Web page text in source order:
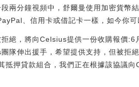
兩分鐘視頻中，舒爾曼使用加密貨
、信用卡或借記卡一樣，如今你
絕，將向Celsius提供一份收購報價
隊伸出援手，希望提供支持，但被拒
押貸款組合，我們正在根據該協議向